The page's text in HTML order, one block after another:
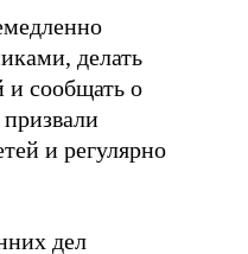
делать
и сообщать о
и регулярно
дел